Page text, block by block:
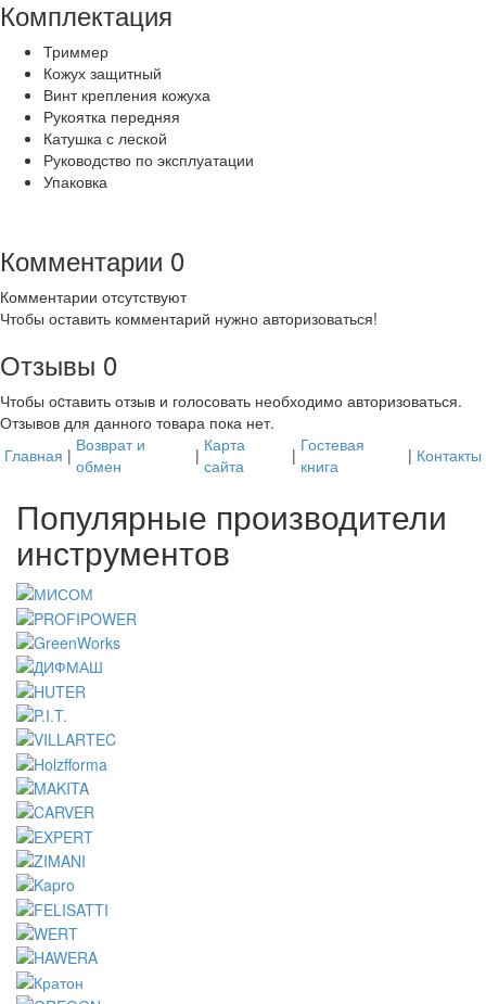
Комплектация
Триммер
Кожух защитный
Винт крепления кожуха
Рукоятка передняя
Катушка с леской
Руководство по эксплуатации
Упаковка
Комментарии 0
Комментарии отсутствуют
Чтобы оставить комментарий нужно авторизоваться!
Отзывы 0
Чтобы оcтавить отзыв и голосовать необходимо авторизоваться.
Отзывов для данного товара пока нет.
Главная | Возврат и
обмен
| Карта
сайта
| Гостевая
книга
| Контакты
Популярные производители
инструментов